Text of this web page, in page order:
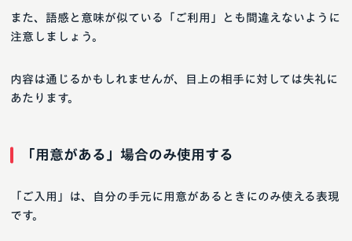
また、語感と意味が似ている「ご利用」とも間違えないように
注意しましょう。
内容は通じるかもしれませんが、目上の相手に対しては失礼に
あたります。
「用意がある」場合のみ使用する
「ご入用」は、自分の手元に用意があるときにのみ使える表現
です。